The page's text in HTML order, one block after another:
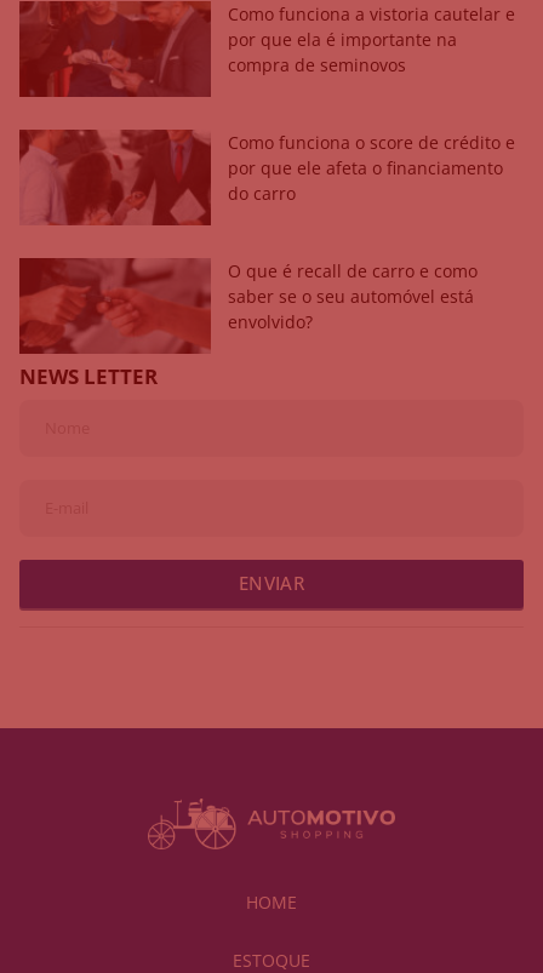
Como funciona a vistoria cautelar e
por que ela é importante na
compra de seminovos
Como funciona o score de crédito e
por que ele afeta o financiamento
do carro
O que é recall de carro e como
saber se o seu automóvel está
envolvido?
NEWS LETTER
ENVIAR
HOME
ESTOQUE